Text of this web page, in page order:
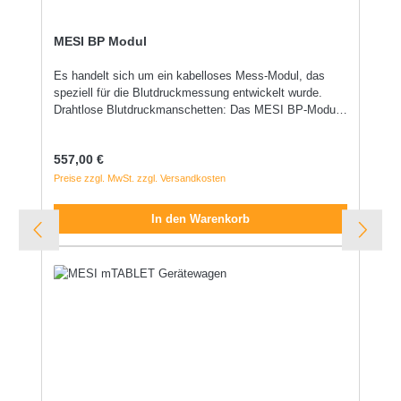
MESI BP Modul
Es handelt sich um ein kabelloses Mess-Modul, das
speziell für die Blutdruckmessung entwickelt wurde.
Drahtlose Blutdruckmanschetten: Das MESI BP-Modul
Blutdruckmanschetten für vollautomatische Messungen.
Diese Manschetten sind sowohl für den rechten als auch
22 bis 32 cm. Eingebauter Akku: Das Modul verfügt über
einer einzigen Ladung ermöglicht. Lieferumfang: 2x BP-
Module 2x Manschette (M) BP-App (Blutdruck-Arm)
Regulärer Preis:
557,00 €
Preise zzgl. MwSt. zzgl. Versandkosten
In den Warenkorb